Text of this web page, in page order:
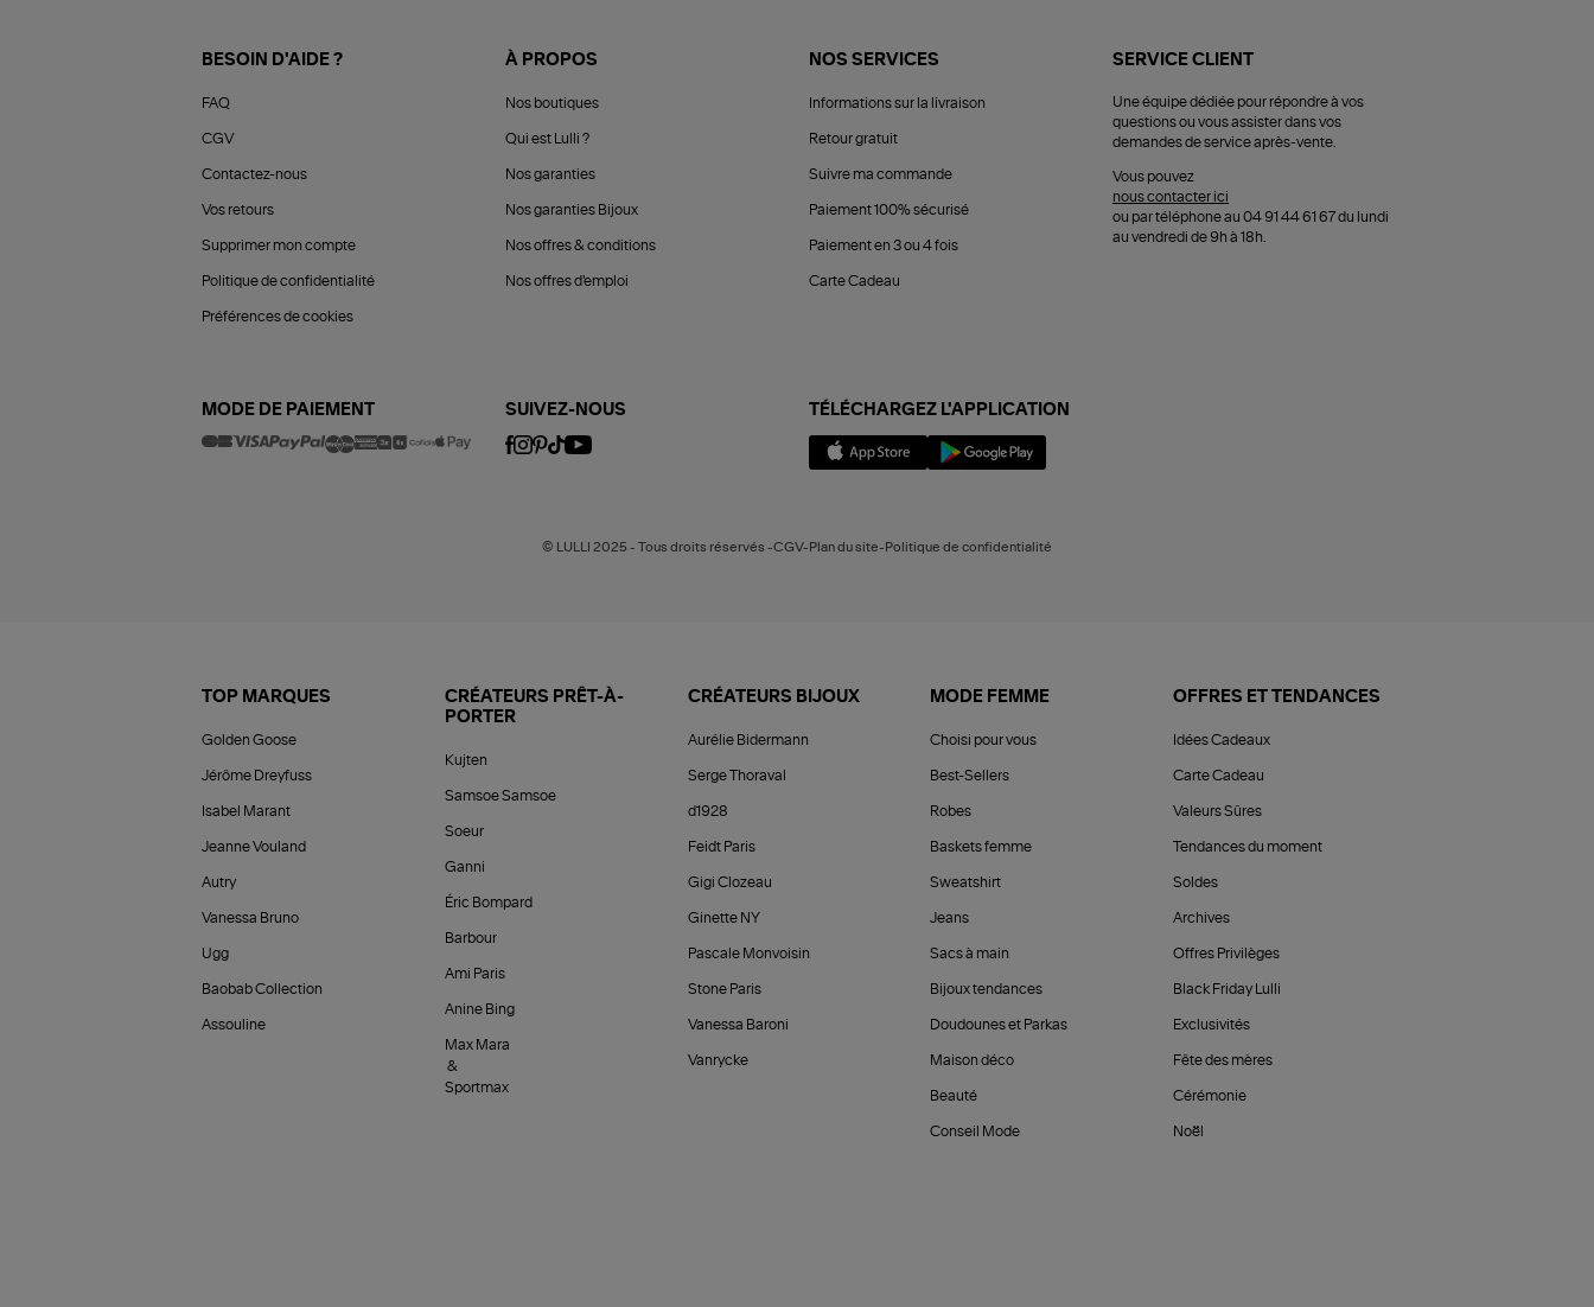
BESOIN D'AIDE ?
FAQ
CGV
Contactez-nous
Vos retours
Supprimer mon compte
Politique de confidentialité
Préférences de cookies
À PROPOS
Nos boutiques
Qui est Lulli ?
Nos garanties
Nos garanties Bijoux
Nos offres & conditions
Nos offres d'emploi
NOS SERVICES
Informations sur la livraison
Retour gratuit
Suivre ma commande
Paiement 100% sécurisé
Paiement en 3 ou 4 fois
Carte Cadeau
SERVICE CLIENT
Une équipe dédiée pour répondre à vos
questions ou vous assister dans vos
demandes de service après-vente.
Vous pouvez
nous contacter ici
ou par téléphone au 04 91 44 61 67 du lundi
au vendredi de 9h à 18h.
MODE DE PAIEMENT SUIVEZ-NOUS TÉLÉCHARGEZ L'APPLICATION
© LULLI 2025 - Tous droits réservés -CGV-Plan du site-Politique de confidentialité
TOP MARQUES
Golden Goose
Jérôme Dreyfuss
Isabel Marant
Jeanne Vouland
Autry
Vanessa Bruno
Ugg
Baobab Collection
Assouline
CRÉATEURS PRÊT-À-
PORTER
Kujten
Samsoe Samsoe
Soeur
Ganni
Éric Bompard
Barbour
Ami Paris
Anine Bing
Max Mara
&
Sportmax
CRÉATEURS BIJOUX
Aurélie Bidermann
Serge Thoraval
d1928
Feidt Paris
Gigi Clozeau
Ginette NY
Pascale Monvoisin
Stone Paris
Vanessa Baroni
Vanrycke
MODE FEMME
Choisi pour vous
Best-Sellers
Robes
Baskets femme
Sweatshirt
Jeans
Sacs à main
Bijoux tendances
Doudounes et Parkas
Maison déco
Beauté
Conseil Mode
OFFRES ET TENDANCES
Idées Cadeaux
Carte Cadeau
Valeurs Sûres
Tendances du moment
Soldes
Archives
Offres Privilèges
Black Friday Lulli
Exclusivités
Fête des mères
Cérémonie
Noël